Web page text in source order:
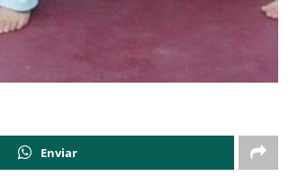
Enviar